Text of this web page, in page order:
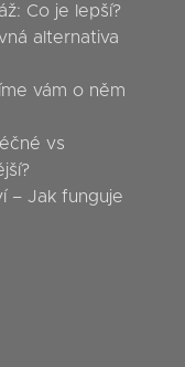
Co je lepší?
alternativa
vám o něm
vs
– Jak funguje